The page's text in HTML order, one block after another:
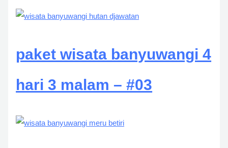
paket wisata banyuwangi 4
hari 3 malam – #03